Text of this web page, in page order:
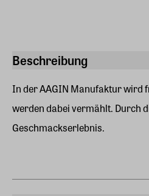
Beschreibung
In der AAGIN Manufaktur wird
werden dabei vermählt. Durch
Geschmackserlebnis.